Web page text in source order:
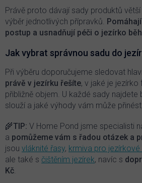
Právě proto dávají sady produktů
výběr jednotlivých přípravků.
postup a usnadňují péči o jezírko
Jak vybrat správnou sadu do
Při výběru doporučujeme sledovat
právě v jezírku řešíte, v jaké je
přibližně objem. U každé sady najdete
slouží a jaké výhody vám může přinést.
🌾TIP: V Home Pond jsme specialisti
a pomůžeme vám s řadou otázek a
jsou vláknité řasy, krmiva pro jezírkové
ale také s čištěním jezírek, navíc s
Kč.